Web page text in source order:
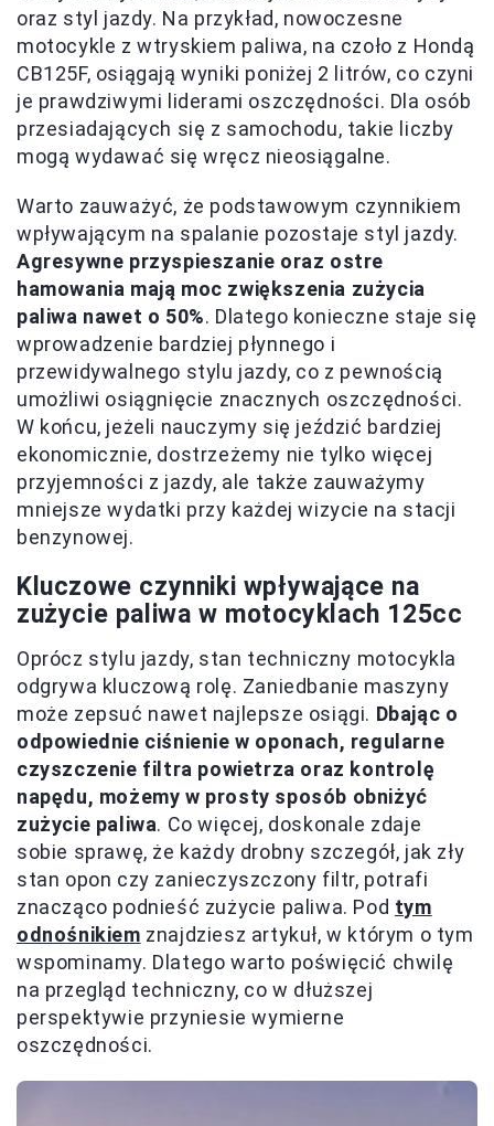
oraz styl jazdy. Na przykład, nowoczesne
motocykle z wtryskiem paliwa, na czoło z Hondą
CB125F, osiągają wyniki poniżej 2 litrów, co czyni
je prawdziwymi liderami oszczędności. Dla osób
przesiadających się z samochodu, takie liczby
mogą wydawać się wręcz nieosiągalne.
Warto zauważyć, że podstawowym czynnikiem
wpływającym na spalanie pozostaje styl jazdy.
Agresywne przyspieszanie oraz ostre
hamowania mają moc zwiększenia zużycia
paliwa nawet o 50%. Dlatego konieczne staje się
wprowadzenie bardziej płynnego i
przewidywalnego stylu jazdy, co z pewnością
umożliwi osiągnięcie znacznych oszczędności.
W końcu, jeżeli nauczymy się jeździć bardziej
ekonomicznie, dostrzeżemy nie tylko więcej
przyjemności z jazdy, ale także zauważymy
mniejsze wydatki przy każdej wizycie na stacji
benzynowej.
Kluczowe czynniki wpływające na
zużycie paliwa w motocyklach 125cc
Oprócz stylu jazdy, stan techniczny motocykla
odgrywa kluczową rolę. Zaniedbanie maszyny
może zepsuć nawet najlepsze osiągi. Dbając o
odpowiednie ciśnienie w oponach, regularne
czyszczenie filtra powietrza oraz kontrolę
napędu, możemy w prosty sposób obniżyć
zużycie paliwa. Co więcej, doskonale zdaje
sobie sprawę, że każdy drobny szczegół, jak zły
stan opon czy zanieczyszczony filtr, potrafi
znacząco podnieść zużycie paliwa. Pod tym
odnośnikiem znajdziesz artykuł, w którym o tym
wspominamy. Dlatego warto poświęcić chwilę
na przegląd techniczny, co w dłuższej
perspektywie przyniesie wymierne
oszczędności.